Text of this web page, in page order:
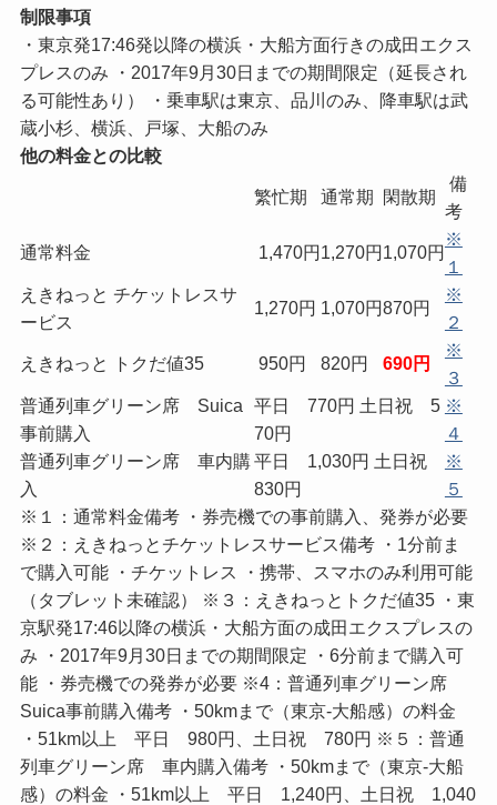
制限事項
・東京発17:46発以降の横浜・大船方面行きの成田エクス
プレスのみ ・2017年9月30日までの期間限定（延長され
る可能性あり） ・乗車駅は東京、品川のみ、降車駅は武
蔵小杉、横浜、戸塚、大船のみ
他の料金との比較
繁忙期 通常期 閑散期
備
考
通常料金 1,470円1,270円1,070円
※
１
えきねっと チケットレスサ
ービス
1,270円 1,070円870円
※
２
えきねっと トクだ値35 950円 820円 690円
※
３
普通列車グリーン席 Suica
事前購入
平日 770円 土日祝 5
70円
※
４
普通列車グリーン席 車内購
入
平日 1,030円 土日祝
830円
※
５
※１：通常料金備考 ・券売機での事前購入、発券が必要
※２：えきねっとチケットレスサービス備考 ・1分前ま
で購入可能 ・チケットレス ・携帯、スマホのみ利用可能
（タブレット未確認）
※３：えきねっとトクだ値35 ・東
京駅発17:46以降の横浜・大船方面の成田エクスプレスの
み ・2017年9月30日までの期間限定 ・6分前まで購入可
能 ・券売機での発券が必要 ※4：普通列車グリーン席
Suica事前購入備考 ・50kmまで（東京-大船感）の料金
・51km以上 平日 980円、土日祝 780円 ※５：普通
列車グリーン席 車内購入備考 ・50kmまで（東京-大船
感）の料金 ・51km以上 平日 1,240円、土日祝 1,040